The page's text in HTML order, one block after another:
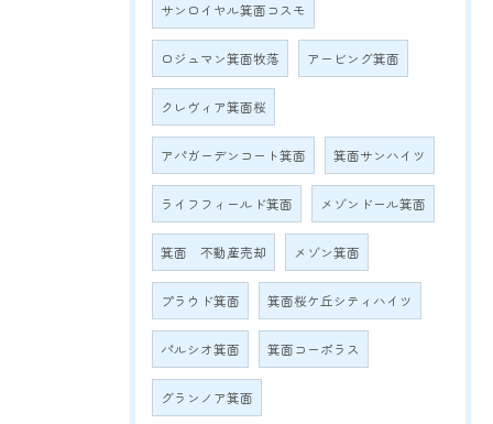
サンロイヤル箕面コスモ
ロジュマン箕面牧落 アービング箕面
クレヴィア箕面桜
アパガーデンコート箕面 箕面サンハイツ
ライフフィールド箕面 メゾンドール箕面
箕面 不動産売却 メゾン箕面
プラウド箕面 箕面桜ケ丘シティハイツ
パルシオ箕面 箕面コーポラス
グランノア箕面